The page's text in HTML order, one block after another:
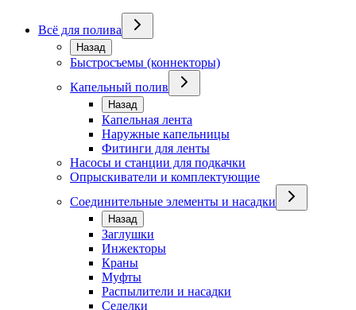
Всё для полива
Назад
Быстросъемы (коннекторы)
Капельный полив
Назад
Капельная лента
Наружные капельницы
Фитинги для ленты
Насосы и станции для подкачки
Опрыскиватели и комплектующие
Соединительные элементы и насадки
Назад
Заглушки
Инжекторы
Краны
Муфты
Распылители и насадки
Седелки